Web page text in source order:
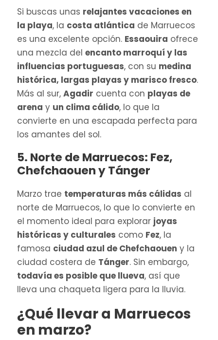
Si buscas unas relajantes vacaciones en
la playa, la costa atlántica de Marruecos
es una excelente opción. Essaouira ofrece
una mezcla del encanto marroquí y las
influencias portuguesas, con su medina
histórica, largas playas y marisco fresco.
Más al sur, Agadir cuenta con playas de
arena y un clima cálido, lo que la
convierte en una escapada perfecta para
los amantes del sol.
5. Norte de Marruecos: Fez,
Chefchaouen y Tánger
Marzo trae temperaturas más cálidas al
norte de Marruecos, lo que lo convierte en
el momento ideal para explorar joyas
históricas y culturales como Fez, la
famosa ciudad azul de Chefchaouen y la
ciudad costera de Tánger. Sin embargo,
todavía es posible que llueva, así que
lleva una chaqueta ligera para la lluvia.
¿Qué llevar a Marruecos
en marzo?